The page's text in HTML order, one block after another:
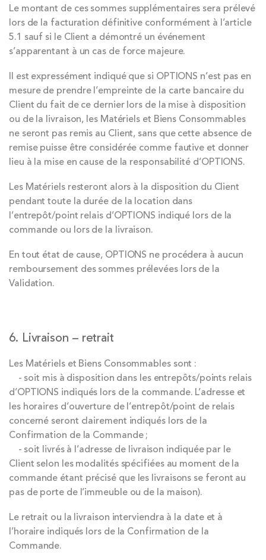
Le montant de ces sommes supplémentaires sera prélevé
lors de la facturation définitive conformément à l’article
5.1 sauf si le Client a démontré un événement
s’apparentant à un cas de force majeure.
Il est expressément indiqué que si OPTIONS n’est pas en
mesure de prendre l’empreinte de la carte bancaire du
Client du fait de ce dernier lors de la mise à disposition
ou de la livraison, les Matériels et Biens Consommables
ne seront pas remis au Client, sans que cette absence de
remise puisse être considérée comme fautive et donner
lieu à la mise en cause de la responsabilité d’OPTIONS.
Les Matériels resteront alors à la disposition du Client
pendant toute la durée de la location dans
l’entrepôt/point relais d’OPTIONS indiqué lors de la
commande ou lors de la livraison.
En tout état de cause, OPTIONS ne procédera à aucun
remboursement des sommes prélevées lors de la
Validation.
6. Livraison – retrait
Les Matériels et Biens Consommables sont :
- soit mis à disposition dans les entrepôts/points relais
d’OPTIONS indiqués lors de la commande. L’adresse et
les horaires d’ouverture de l’entrepôt/point de relais
concerné seront clairement indiqués lors de la
Confirmation de la Commande ;
- soit livrés à l’adresse de livraison indiquée par le
Client selon les modalités spécifiées au moment de la
commande étant précisé que les livraisons se feront au
pas de porte de l’immeuble ou de la maison).
Le retrait ou la livraison interviendra à la date et à
l’horaire indiqués lors de la Confirmation de la
Commande.